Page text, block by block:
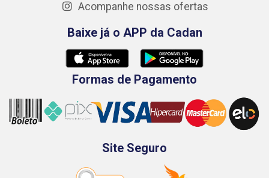
Acompanhe nossas ofertas
Baixe já o APP da Cadan
Formas de Pagamento
Site Seguro